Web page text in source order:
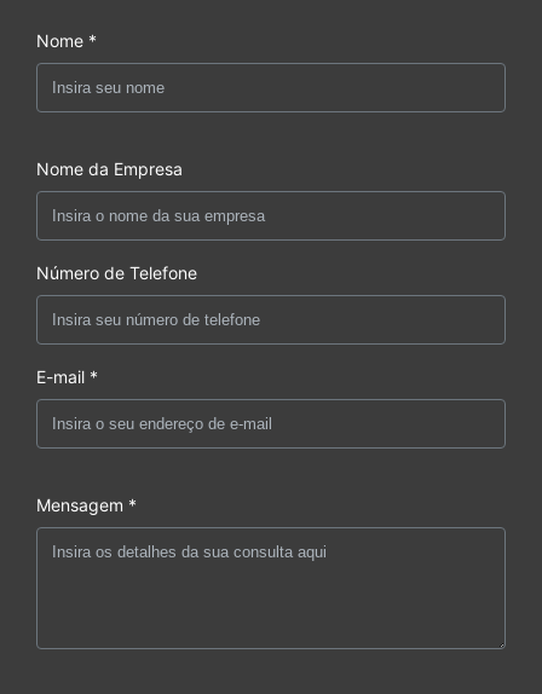
Nome *
Nome da Empresa
Número de Telefone
E-mail *
Mensagem *